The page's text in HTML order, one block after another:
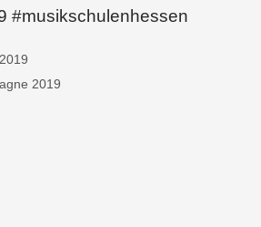
#musikschulenhessen
2019